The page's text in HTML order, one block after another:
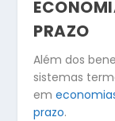
PRAZO
Além dos
sistemas
em
prazo.